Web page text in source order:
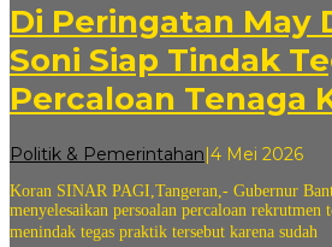
Di Peringatan May
Soni Siap Tindak
Percaloan Tenaga
Politik & Pemerintahan 4 Mei 2026oleh
Koran SINAR PAGI,Tangeran,- Gubernur
menyelesaikan persoalan percaloan rekrutmen
menindak tegas praktik tersebut karena sudah